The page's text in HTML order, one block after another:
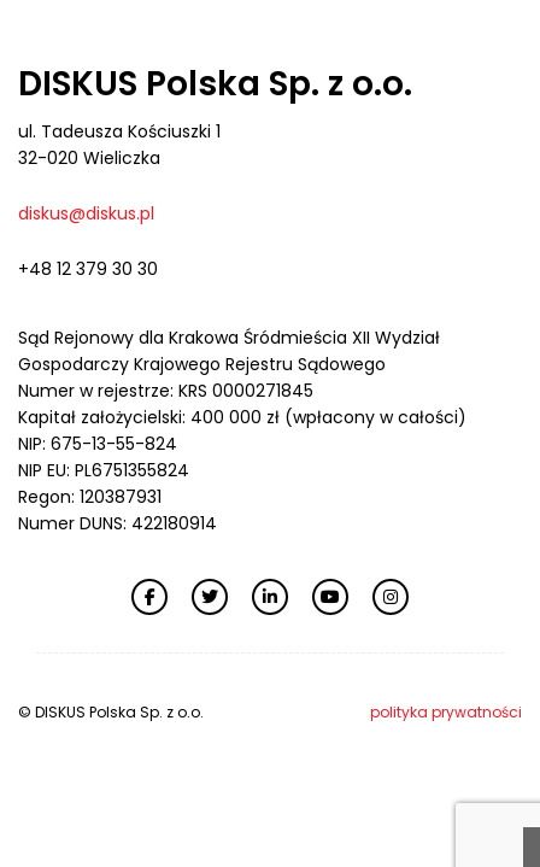
DISKUS Polska Sp. z o.o.
ul. Tadeusza Kościuszki 1
32-020 Wieliczka
diskus@diskus.pl
+48 12 379 30 30
Sąd Rejonowy dla Krakowa Śródmieścia XII Wydział
Gospodarczy Krajowego Rejestru Sądowego
Numer w rejestrze: KRS 0000271845
Kapitał założycielski: 400 000 zł (wpłacony w całości)
NIP: 675-13-55-824
NIP EU: PL6751355824
Regon: 120387931
Numer DUNS: 422180914
© DISKUS Polska Sp. z o.o. polityka prywatności